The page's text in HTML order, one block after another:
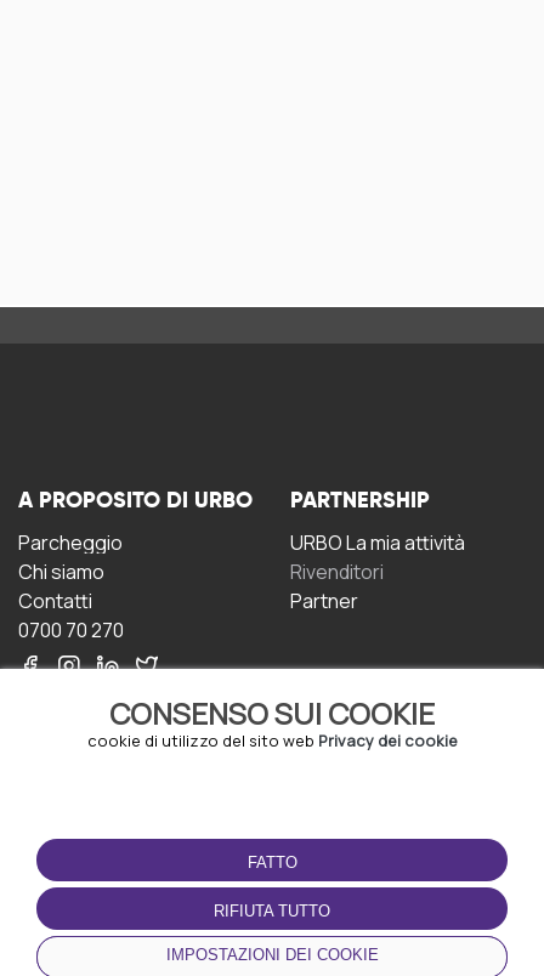
CONSENSO SUI COOKIE
cookie di utilizzo del sito web Privacy dei cookie
FATTO
RIFIUTA TUTTO
IMPOSTAZIONI DEI COOKIE
A PROPOSITO DI URBO
Parcheggio
Chi siamo
Contatti
0700 70 270
PARTNERSHIP
URBO La mia attività
Rivenditori
Partner
CONDIZIONI D'USO
Termini e Condizioni
Politica sulla riservatezza
Gestione dei Cookie
SCARICA L'APP